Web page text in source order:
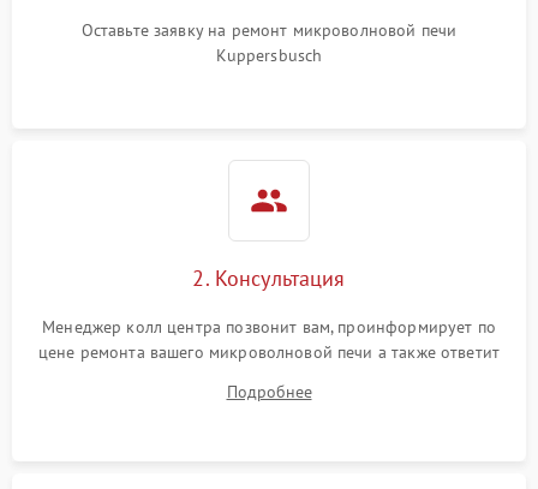
Оставьте заявку на ремонт микроволновой печи
Kuppersbusch
2. Консультация
Менеджер колл центра позвонит вам, проинформирует по
цене ремонта вашего микроволновой печи а также ответит
Подробнее